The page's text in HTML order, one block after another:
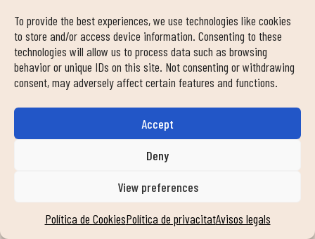
To provide the best experiences, we use technologies like cookies
to store and/or access device information. Consenting to these
technologies will allow us to process data such as browsing
behavior or unique IDs on this site. Not consenting or withdrawing
consent, may adversely affect certain features and functions.
Accept
Deny
View preferences
Política de CookiesPolítica de privacitatAvisos legals
NORMATIVA CLUB
Normativa Duin Can Zam